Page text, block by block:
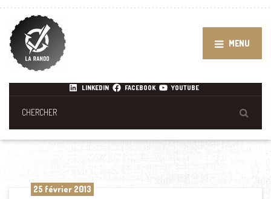
MENU
LINKEDIN FACEBOOK YOUTUBE
25 février 2013